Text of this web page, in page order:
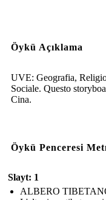
Öykü Açıklama
UVE: Geografia,
Sociale. Questo
Cina.
Öykü Penceresi
Slayt: 1
ALBERO